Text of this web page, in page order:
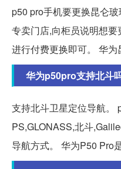
p50 pro手机要更换昆仑
专卖门店,向柜员说明想
进行付费更换即可。 华为
华为p50pro支持北斗
支持北斗卫星定位导航。
PS,GLONASS,北斗
导航方式。 华为P50 Pro